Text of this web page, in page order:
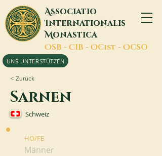
Associatio
Internationalis
Monastica
OSB - CIB - OCist - OCSO
UNS UNTERSTÜTZEN
< Zurück
Sarnen
Schweiz
HO/FE
Männer